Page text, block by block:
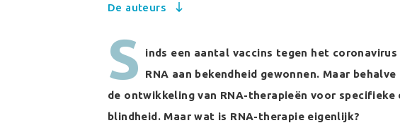
De auteurs
S
inds een aantal vaccins tegen het
RNA aan bekendheid gewonnen. Maar
de ontwikkeling van RNA-therapieën voor
blindheid. Maar wat is RNA-therapie eigenlijk?